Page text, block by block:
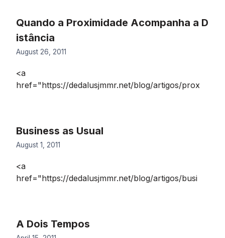
Quando a Proximidade Acompanha a D
istância
August 26, 2011
<a
href="https://dedalusjmmr.net/blog/artigos/prox
Business as Usual
August 1, 2011
<a
href="https://dedalusjmmr.net/blog/artigos/busi
A Dois Tempos